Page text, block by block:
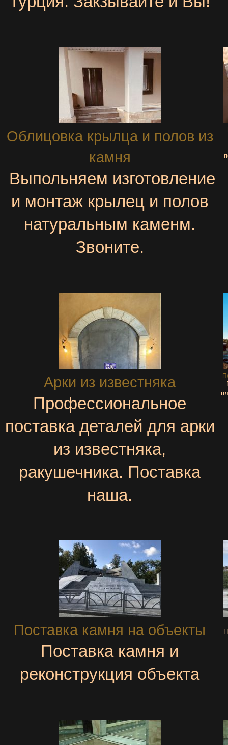
Облицовка крылца и полов из
камня
Выпольняем изготовление
и монтаж крылец и полов
натуральным каменм.
Звоните.
Арки из известняка
Профессиональное
поставка деталей для арки
из известняка,
ракушечника. Поставка
наша.
Поставка камня на объекты
Поставка камня и
реконструкция объекта